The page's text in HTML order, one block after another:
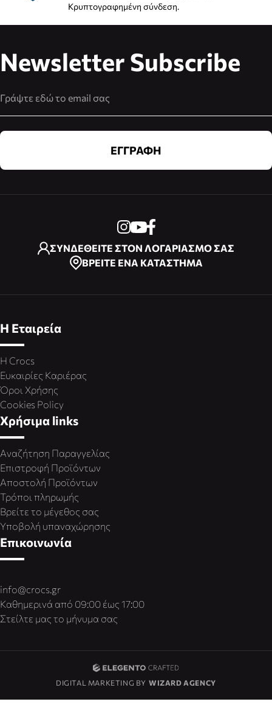
Κρυπτογραφημένη σύνδεση.
Newsletter Subscribe
ΕΓΓΡΑΦΗ
ΣΥΝΔΕΘΕΙΤΕ ΣΤΟΝ ΛΟΓΑΡΙΑΣΜΟ ΣΑΣ
ΒΡΕΙΤΕ ΕΝΑ ΚΑΤΑΣΤΗΜΑ
Η Εταιρεία
Η Crocs
Ευκαιρίες Καριέρας
Όροι Χρήσης
Cookies Policy
Χρήσιμα links
Αναζήτηση Παραγγελίας
Επιστροφή Προϊόντων
Αποστολή Προϊόντων
Τρόποι πληρωμής
Βρείτε το μέγεθος σας
Υποβολή υπαναχώρησης
Επικοινωνία
info@crocs.gr
Καθημερινά από 09:00 έως 17:00
Στείλτε μας το μήνυμα σας
DIGITAL MARKETING BY WIZARD AGENCY